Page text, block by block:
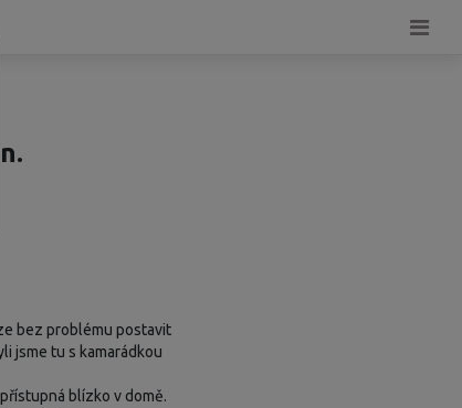
bez problému postavit
jsme tu s kamarádkou
blízko v domě.